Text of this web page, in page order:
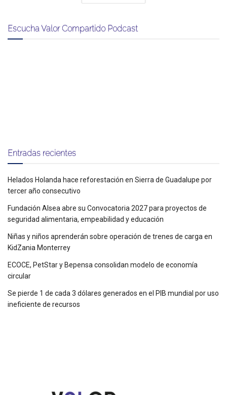
Escucha Valor Compartido Podcast
Entradas recientes
Helados Holanda hace reforestación en Sierra de Guadalupe por
tercer año consecutivo
Fundación Alsea abre su Convocatoria 2027 para proyectos de
seguridad alimentaria, empeabilidad y educación
Niñas y niños aprenderán sobre operación de trenes de carga en
KidZania Monterrey
ECOCE, PetStar y Bepensa consolidan modelo de economía
circular
Se pierde 1 de cada 3 dólares generados en el PIB mundial por uso
ineficiente de recursos